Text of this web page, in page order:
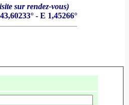
sur rendez-vous)
- E 1,45266°